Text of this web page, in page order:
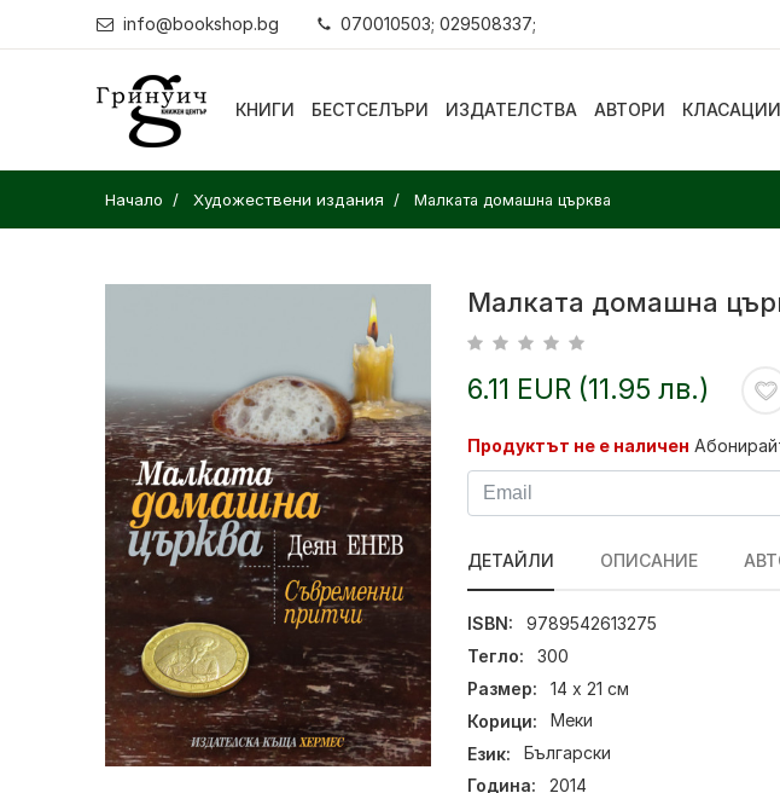
info@bookshop.bg 070010503; 029508337;
КНИГИ БЕСТСЕЛЪРИ ИЗДАТЕЛСТВА АВТОРИ КЛАСАЦИИ
Начало Художествени издания Малката домашна църква
Малката домашна
6.11 EUR (11.95 лв.)
Продуктът не е наличен
ДЕТАЙЛИ ОПИСАНИЕ
ISBN:
9789542613275
Тегло:
300
Размер:
14 х 21 см
Корици:
Меки
Език:
Български
Година:
2014